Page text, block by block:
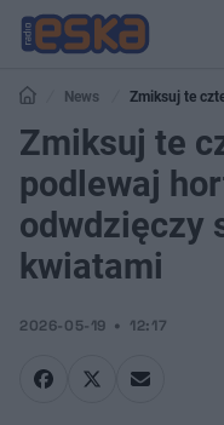
News
Zmiksuj te
odwdzięczy się bujnymi kwiatami
Zmiksuj te
podlewaj
odwdzięczy
kwiatami
2026-05-19 12:17